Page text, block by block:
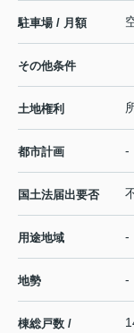
駐車場 / 月額
その他条件
土地権利
都市計画 -
国土法届出要否
用途地域 -
地勢 -
棟総戸数 /